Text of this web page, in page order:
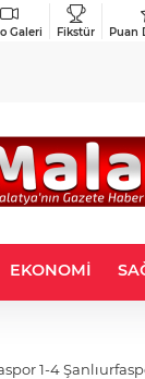
Galeri Fikstür Puan
EKONOMİ
Yeni Malatyaspor 1-4